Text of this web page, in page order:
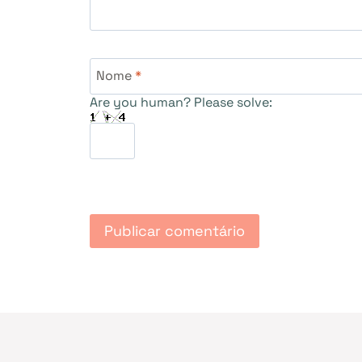
Nome*
Are you human? Please solve: